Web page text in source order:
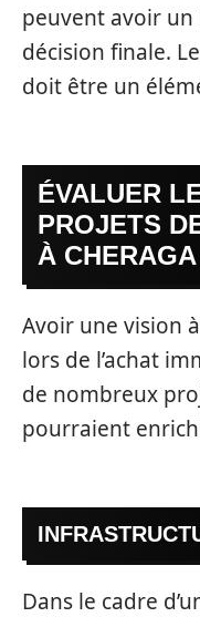
peuvent avoir
décision finale.
doit être un
ÉVALUER
PROJETS
À CHERAGA
Avoir une vision
lors de l’achat
de nombreux
pourraient
Dans le cadre